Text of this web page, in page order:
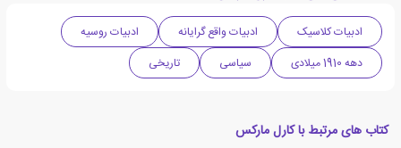
ادبیات کلاسیک ادبیات واقع گرایانه
ادبیات روسیه
دهه 1910 میلادی
سیاسی تاریخی
کتاب های مرتبط با کارل مارکس